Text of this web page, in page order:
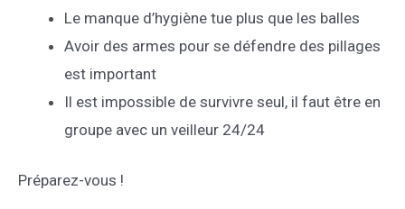
Le manque d’hygiène tue plus que les balles
Avoir des armes pour se défendre des pillages
est important
Il est impossible de survivre seul, il faut être en
groupe avec un veilleur 24/24
Préparez-vous !